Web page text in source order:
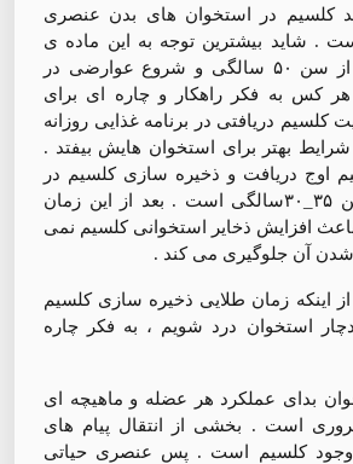
کلسیم در استخوان های بدن عنصری
. شاید بیشترین توجه به این ماده ی
مهم برای بدن بعد از سن ۵۰ سالگی و شروع عوارضی در
کس به فکر راهکار و چاره ای برای
کلسیم دریافتی در برنامه غذایی روزانه
بهتر برای استخوان هایش بیفتد .
اوج دریافت و ذخیره سازی کلسیم در
بدن هر فرد تا سنین ۳۵_۳۰سالگی است . بعد از این زمان
افزایش ذخایر استخوانی کلسیم نمی
آن جلوگیری می کند .
اینکه زمان طلایی ذخیره سازی کلسیم
استخوان درد شویم ، به فکر چاره
بدای عملکرد هر عضله و ماهیچه ای
است ‌. بخشی از انتقال پیام های
وجود کلسیم است . پس عنصری حیاتی